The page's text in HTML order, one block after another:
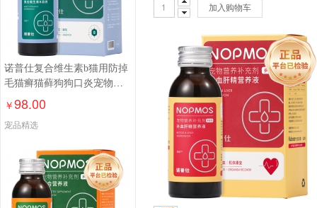
诺普仕复合维生素b猫用防掉
毛猫癣猫藓狗狗口炎宠物维
生素液100ml
￥98.00
宠品精选
加入购物车